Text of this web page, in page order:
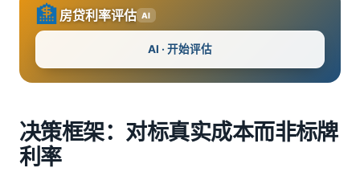
🏦房贷利率评估 AI
AI · 开始评估
决策框架：对标真实成本而非标牌
利率